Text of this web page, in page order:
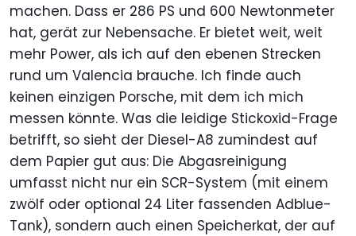
machen. Dass er 286 PS und 600 Newtonmeter
hat, gerät zur Nebensache. Er bietet weit, weit
mehr Power, als ich auf den ebenen Strecken
rund um Valencia brauche. Ich finde auch
keinen einzigen Porsche, mit dem ich mich
messen könnte. Was die leidige Stickoxid-Frage
betrifft, so sieht der Diesel-A8 zumindest auf
dem Papier gut aus: Die Abgasreinigung
umfasst nicht nur ein SCR-System (mit einem
zwölf oder optional 24 Liter fassenden Adblue-
Tank), sondern auch einen Speicherkat, der auf